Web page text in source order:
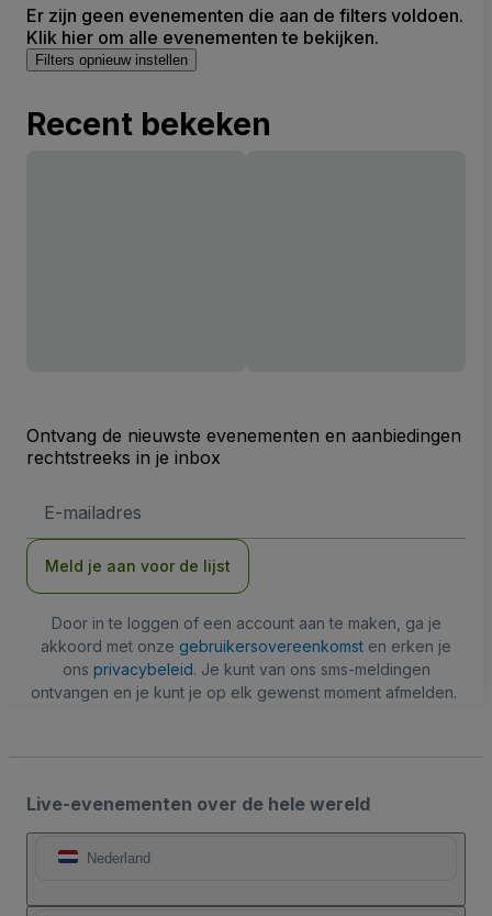
Er zijn geen evenementen die aan de filters voldoen.
Klik hier om alle evenementen te bekijken.
Filters opnieuw instellen
Recent bekeken
Ontvang de nieuwste evenementen en aanbiedingen
rechtstreeks in je inbox
mailadres
Meld je aan voor de lijst
Door in te loggen of een account aan te maken, ga je
akkoord met onze gebruikersovereenkomst en erken je
ons privacybeleid. Je kunt van ons sms-meldingen
ontvangen en je kunt je op elk gewenst moment afmelden.
Live-evenementen over de hele wereld
Nederland